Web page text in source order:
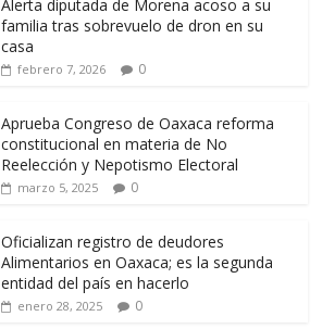
Alerta diputada de Morena acoso a su
familia tras sobrevuelo de dron en su
casa
febrero 7, 2026 0
Aprueba Congreso de Oaxaca reforma
constitucional en materia de No
Reelección y Nepotismo Electoral
marzo 5, 2025 0
Oficializan registro de deudores
Alimentarios en Oaxaca; es la segunda
entidad del país en hacerlo
enero 28, 2025 0